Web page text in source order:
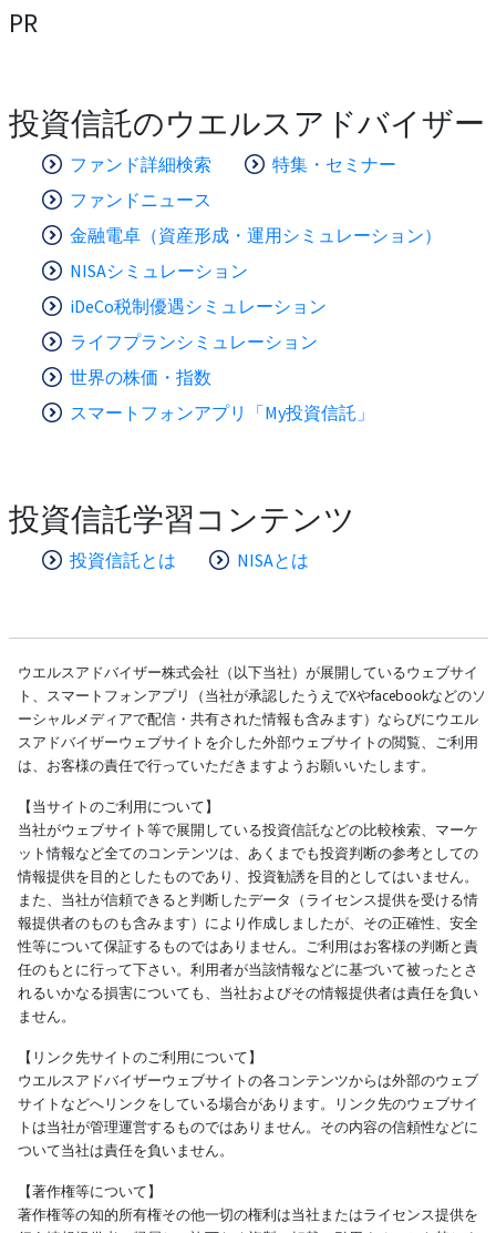
PR
投資信託のウエルスアドバイザー
ファンド詳細検索
特集・セミナー
ファンドニュース
金融電卓（資産形成・運用シミュレーション）
NISAシミュレーション
iDeCo税制優遇シミュレーション
ライフプランシミュレーション
世界の株価・指数
スマートフォンアプリ「My投資信託」
投資信託学習コンテンツ
投資信託とは NISAとは
ウエルスアドバイザー株式会社（以下当社）が展開しているウェブサイ
ト、スマートフォンアプリ（当社が承認したうえでXやfacebookなどのソ
ーシャルメディアで配信・共有された情報も含みます）ならびにウエル
スアドバイザーウェブサイトを介した外部ウェブサイトの閲覧、ご利用
は、お客様の責任で行っていただきますようお願いいたします。
【当サイトのご利用について】
当社がウェブサイト等で展開している投資信託などの比較検索、マーケ
ット情報など全てのコンテンツは、あくまでも投資判断の参考としての
情報提供を目的としたものであり、投資勧誘を目的としてはいません。
また、当社が信頼できると判断したデータ（ライセンス提供を受ける情
報提供者のものも含みます）により作成しましたが、その正確性、安全
性等について保証するものではありません。ご利用はお客様の判断と責
任のもとに行って下さい。利用者が当該情報などに基づいて被ったとさ
れるいかなる損害についても、当社およびその情報提供者は責任を負い
ません。
【リンク先サイトのご利用について】
ウエルスアドバイザーウェブサイトの各コンテンツからは外部のウェブ
サイトなどへリンクをしている場合があります。リンク先のウェブサイ
トは当社が管理運営するものではありません。その内容の信頼性などに
ついて当社は責任を負いません。
【著作権等について】
著作権等の知的所有権その他一切の権利は当社またはライセンス提供を